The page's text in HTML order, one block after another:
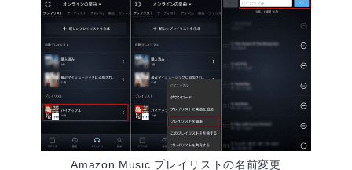
Amazon Music プレイリストの名前変更